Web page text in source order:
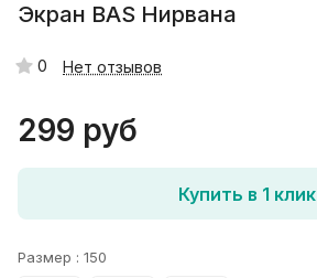
Экран BAS Нирвана
0 Нет отзывов
299 руб
Купить в 1 клик
Размер : 150